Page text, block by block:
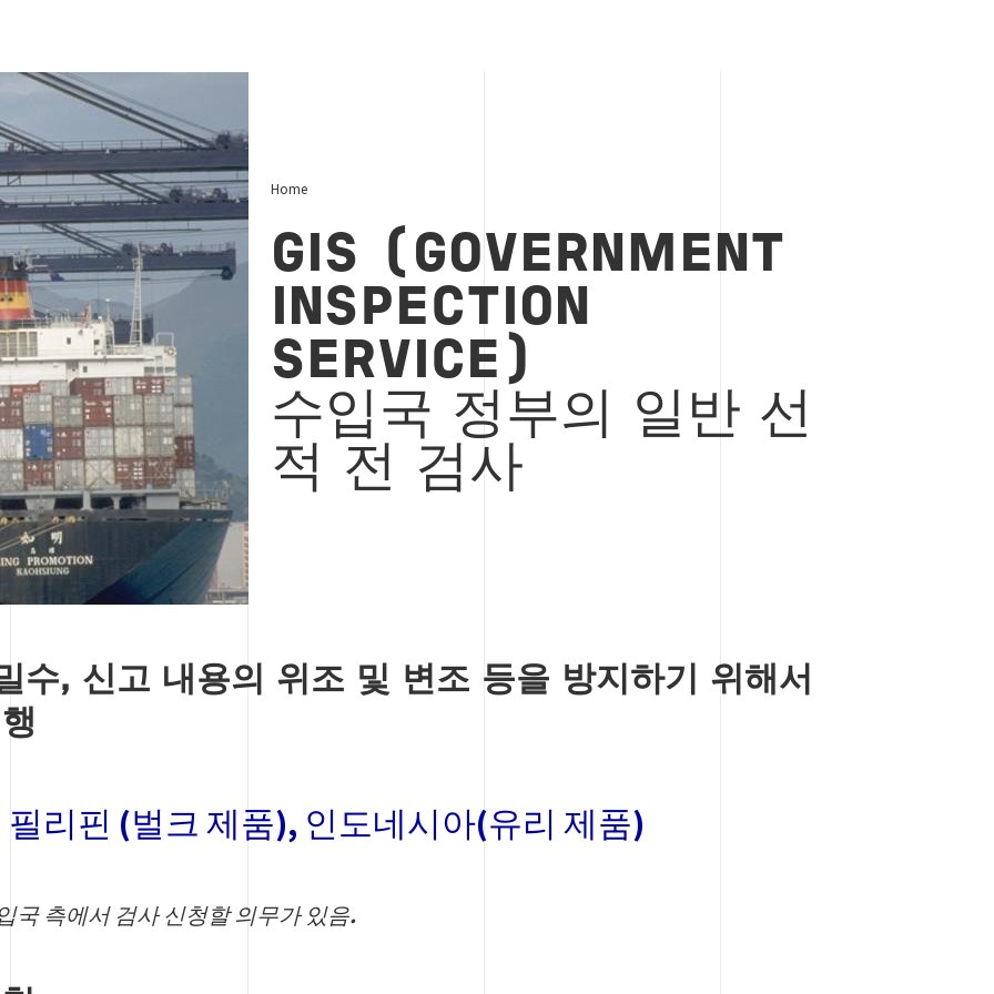
Home
GIS (GOVERNMENT
INSPECTION
SERVICE)
수입국 정부의 일반 선
적 전 검사
수, 신고 내용의 위조 및 변조 등을 방지하기 위해서
필리핀 (벌크 제품), 인도네시아(유리 제품)
국 측에서 검사 신청할 의무가 있음.